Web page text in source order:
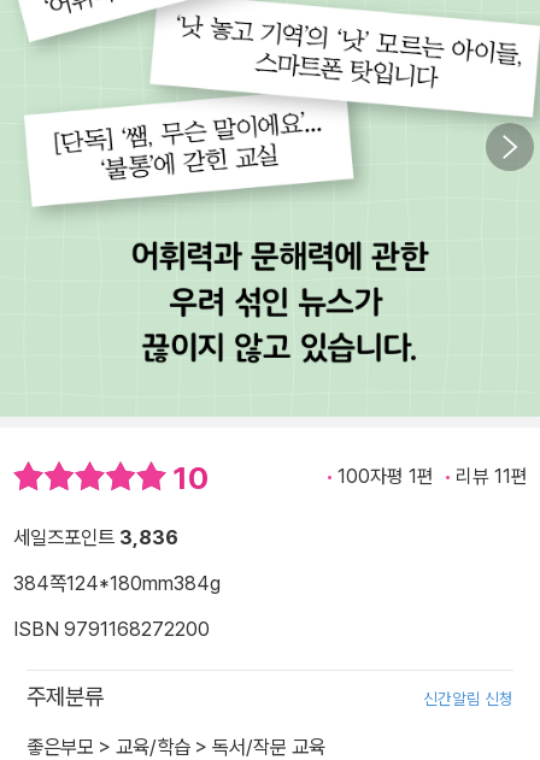
10 100자평 1편 리뷰 11편
세일즈포인트 3,836
384쪽124*180mm384g
ISBN 9791168272200
주제분류 신간알림 신청
좋은부모 > 교육/학습 > 독서/작문 교육